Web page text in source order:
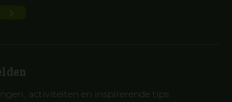
activiteiten en inspirerende tips